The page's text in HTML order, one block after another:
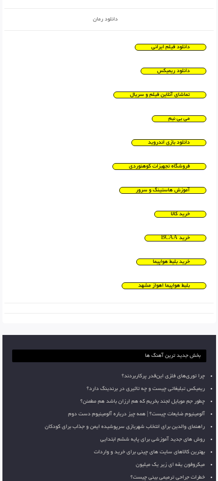
دانلود رمان
دانلود فیلم ایرانی
دانلود ریمیکس
تماشای آنلاین فیلم و سریال
می بی نیم
دانلود بازی اندروید
فروشگاه تجهیزات کوهنوردی
آموزش هاستینگ و سرور
خرید کالا
خرید BCAA
خرید بلیط هواپیما
بلیط هواپیما اهواز مشهد
بخش جدید ترین آهنگ ها
چرا توری‌های فلزی این‌قدر پرکاربردند؟
ریمیکس تبلیغاتی چیست و چه تاثیری در برندینگ دارد؟
چطور جم موبایل لجند بخریم که هم ارزان باشد هم مطمئن؟
آلومینیوم ضایعات چیست؟ | همه چیز درباره آلومینیوم دست دوم
راهنمای والدین برای انتخاب شهربازی سرپوشیده ایمن و جذاب برای کودکان
روش های جدید آموزشی برای پایه ششم ابتدایی
بهترین کالاهای سایت های چینی برای خرید و واردات
میکروفون یقه ای زیر یک میلیون
خطرات جراحی ترمیمی بینی چیست؟